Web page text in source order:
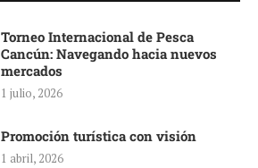
Torneo Internacional de Pesca
Cancún: Navegando hacia nuevos
mercados
1 julio, 2026
Promoción turística con visión
1 abril, 2026